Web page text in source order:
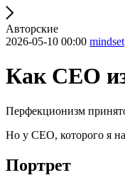
Авторские
2026-05-10 00:00 mindset
Как CEO
Перфекционизм
Но у CEO, которого я
Портрет